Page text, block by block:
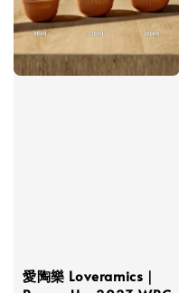
愛陶樂 Loveramics｜